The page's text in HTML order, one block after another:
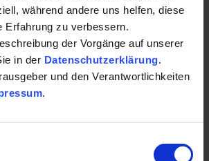
während andere uns helfen, diese
Erfahrung zu verbessern.
der Vorgänge auf unserer
in der Datenschutzerklärung.
und den Verantwortlichkeiten
.
+499841689080